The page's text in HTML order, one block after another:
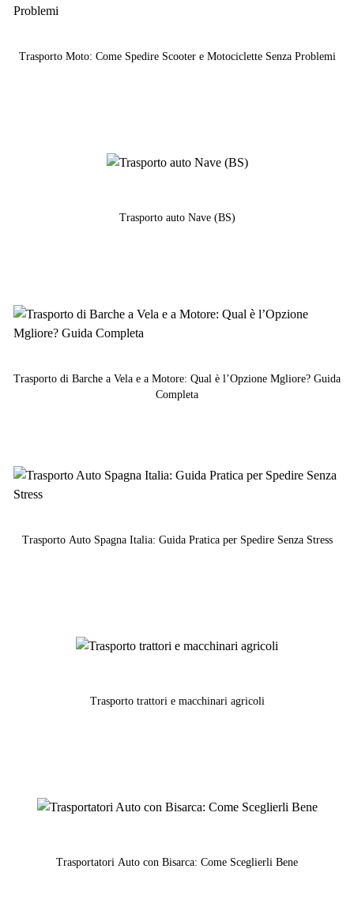
Trasporto Moto: Come Spedire Scooter e Motociclette Senza Problemi
Trasporto auto Nave (BS)
Trasporto di Barche a Vela e a Motore: Qual è l’Opzione Mgliore? Guida
Completa
Trasporto Auto Spagna Italia: Guida Pratica per Spedire Senza Stress
Trasporto trattori e macchinari agricoli
Trasportatori Auto con Bisarca: Come Sceglierli Bene